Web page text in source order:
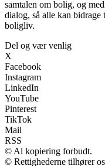
samtalen om bolig, og
dialog, så alle kan
boligliv.
Del og vær venlig
X
Facebook
Instagram
LinkedIn
YouTube
Pinterest
TikTok
Mail
RSS
© Al kopiering forbudt.
© Rettighederne tilhører